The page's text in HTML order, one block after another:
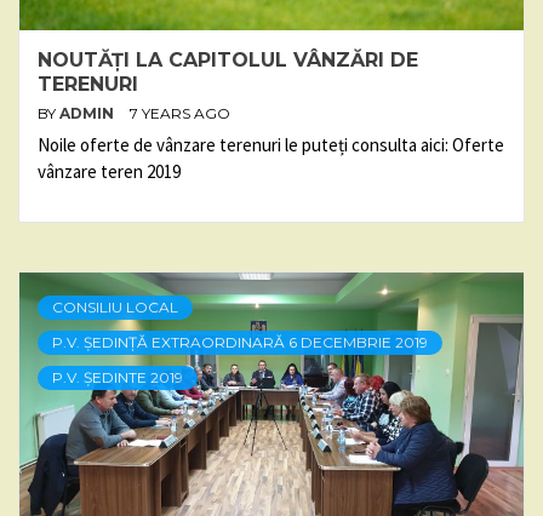
NOUTĂȚI LA CAPITOLUL VÂNZĂRI DE
TERENURI
BY ADMIN 7 YEARS AGO
Noile oferte de vânzare terenuri le puteți consulta aici: Oferte
vânzare teren 2019
CONSILIU LOCAL
P.V. ȘEDINȚĂ EXTRAORDINARĂ 6 DECEMBRIE 2019
P.V. ȘEDINTE 2019